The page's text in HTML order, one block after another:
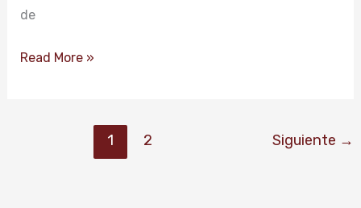
de
Read More »
1 2 Siguiente →